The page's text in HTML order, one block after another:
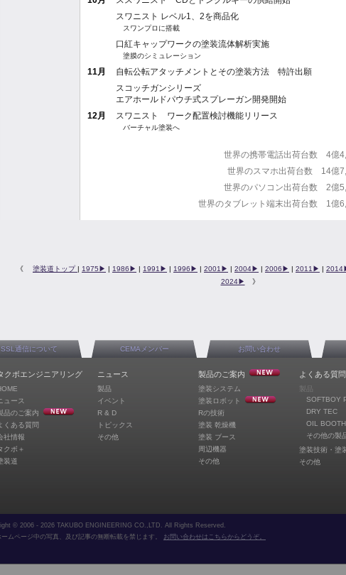
スワニスト レベル1、2を商品化
スワンプロに搭載
口紅キャップワークの塗装流体解析実施
塗膜のシミュレーション
11月
自転公転アタッチメントとその塗装方法 特許出願
スコッチガンシリーズ
エアホールドパウチ式スプレーガン開発開始
12月
スワニスト ワーク配置検討機能リリース
バーチャル塗装へ
世界の携帯電話出荷台数 4億
世界のスマホ出荷台数 14億
世界のパソコン出荷台数 2億
世界のタブレット端末出荷台数 1億
《 塗装道トップ| 1975▶︎ | 1986▶︎ | 1991▶︎ | 1996▶︎ | 2001▶︎ | 2004▶︎ | 2006▶︎ | 2011▶︎ |
2024▶︎
》
SSL通信について CEMAメンバー お問い合わせ
クボエンジニアリング
ュース
品のご案内
くある質問
社情報
クボ＋
装道
ニュース
製品
イベント
R & D
トピックス
その他
製品のご案内
塗装システム
塗装ロボット
Rの技術
塗装 乾燥機
塗装 ブース
周辺機器
その他
よくある質問
製品
SOFTBOY
DRY TEC
OIL BOOTH
その他の製
塗装技術・塗
その他
© 2006 - 2026 TAKUBO ENGINEERING CO.,LTD. All Rights Reserved.
ームページ中の写真、及び記事の無断転載を禁じます。 お問い合わせはこちらからどうぞ。